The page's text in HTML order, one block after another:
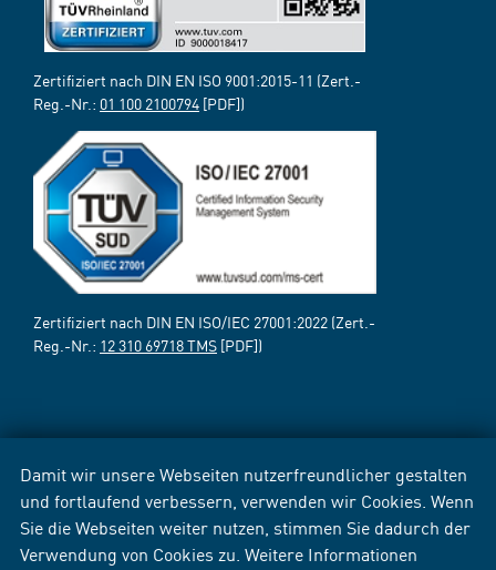
Damit wir unsere Webseiten nutzerfreundlicher gestalten
und fortlaufend verbessern, verwenden wir Cookies. Wenn
Sie die Webseiten weiter nutzen, stimmen Sie dadurch der
Verwendung von Cookies zu. Weitere Informationen
Zertifiziert nach DIN EN ISO 9001:2015-11 (Zert.-
Reg.-Nr.: 01 100 2100794 [PDF])
Zertifiziert nach DIN EN ISO/IEC 27001:2022 (Zert.-
Reg.-Nr.: 12 310 69718 TMS [PDF])